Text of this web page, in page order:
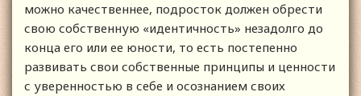
можно качественнее, подросток должен обрести
свою собственную «идентичность» незадолго до
конца его или ее юности, то есть постепенно
развивать свои собственные принципы и ценности
с уверенностью в себе и осознанием своих